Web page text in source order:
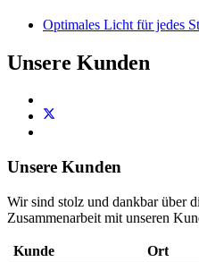
Optimales Licht für jedes
Unsere Kunden
Unsere Kunden
Wir sind stolz und dankbar über
Zusammenarbeit mit unseren
Kunde Ort